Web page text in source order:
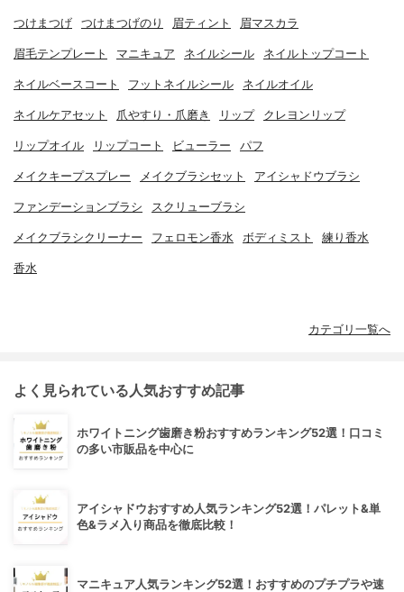
つけまつげ つけまつげのり 眉ティント 眉マスカラ
眉毛テンプレート マニキュア ネイルシール ネイルトップコート
ネイルベースコート フットネイルシール ネイルオイル
ネイルケアセット 爪やすり・爪磨き リップ クレヨンリップ
リップオイル リップコート ビューラー パフ
メイクキープスプレー メイクブラシセット アイシャドウブラシ
ファンデーションブラシ スクリューブラシ
メイクブラシクリーナー フェロモン香水 ボディミスト 練り香水
香水
カテゴリ一覧へ
よく見られている人気おすすめ記事
ホワイトニング歯磨き粉おすすめランキング52選！口コミ
の多い市販品を中心に
アイシャドウおすすめ人気ランキング52選！パレット&単
色&ラメ入り商品を徹底比較！
マニキュア人気ランキング52選！おすすめのプチプラや速